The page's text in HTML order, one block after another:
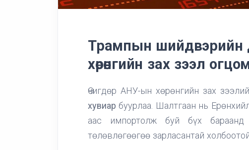
Трампын
хөрөнгийн зах зээл
Өчигдөр АНУ-ын хөрөнгийн зах
хувиар буурлаа. Шалтгаан нь
аас импортолж буй бүх бараанд
төлөвлөгөөгөө зарласантай